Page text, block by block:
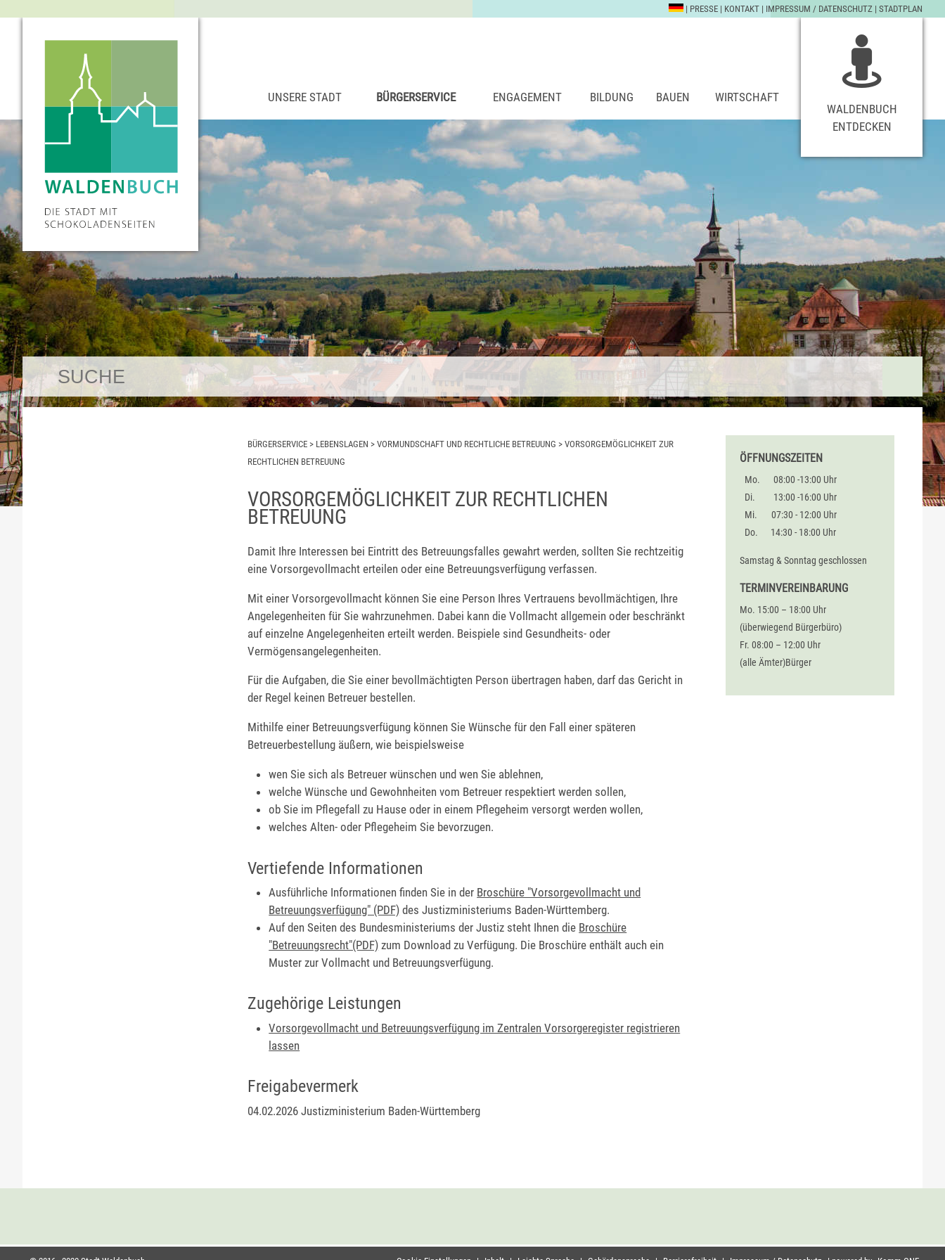
| PRESSE | KONTAKT | IMPRESSUM / DATENSCHUTZ | STADTPLAN
UNSERE STADT BÜRGERSERVICE ENGAGEMENT BILDUNG BAUEN
WIRTSCHAFT
WALDENBUCH
ENTDECKEN
BÜRGERSERVICE > LEBENSLAGEN > VORMUNDSCHAFT UND RECHTLICHE BETREUUNG > VORSORGEMÖGLICHKEIT ZUR
RECHTLICHEN BETREUUNG
VORSORGEMÖGLICHKEIT ZUR RECHTLICHEN
BETREUUNG
Damit Ihre Interessen bei Eintritt des Betreuungsfalles gewahrt werden, sollten Sie rechtzeitig
eine Vorsorgevollmacht erteilen oder eine Betreuungsverfügung verfassen.
Mit einer Vorsorgevollmacht können Sie eine Person Ihres Vertrauens bevollmächtigen, Ihre
Angelegenheiten für Sie wahrzunehmen. Dabei kann die Vollmacht allgemein oder beschränkt
auf einzelne Angelegenheiten erteilt werden. Beispiele sind Gesundheits- oder
Vermögensangelegenheiten.
Für die Aufgaben, die Sie einer bevollmächtigten Person übertragen haben, darf das Gericht in
der Regel keinen Betreuer bestellen.
Mithilfe einer Betreuungsverfügung können Sie Wünsche für den Fall einer späteren
Betreuerbestellung äußern, wie beispielsweise
wen Sie sich als Betreuer wünschen und wen Sie ablehnen,
welche Wünsche und Gewohnheiten vom Betreuer respektiert werden sollen,
ob Sie im Pflegefall zu Hause oder in einem Pflegeheim versorgt werden wollen,
welches Alten- oder Pflegeheim Sie bevorzugen.
Vertiefende Informationen
Ausführliche Informationen finden Sie in der Broschüre "Vorsorgevollmacht und
Betreuungsverfügung" (PDF) des Justizministeriums Baden-Württemberg.
Auf den Seiten des Bundesministeriums der Justiz steht Ihnen die Broschüre
"Betreuungsrecht"(PDF) zum Download zu Verfügung. Die Broschüre enthält auch ein
Muster zur Vollmacht und Betreuungsverfügung.
Zugehörige Leistungen
Vorsorgevollmacht und Betreuungsverfügung im Zentralen Vorsorgeregister registrieren
lassen
Freigabevermerk
04.02.2026 Justizministerium Baden-Württemberg
ÖFFNUNGSZEITEN
Mo.
08:00 -13:00 Uhr
Di.
13:00 -16:00 Uhr
Mi.
07:30 - 12:00 Uhr
Do.
14:30 - 18:00 Uhr
Samstag & Sonntag geschlossen
TERMINVEREINBARUNG
Mo. 15:00 – 18:00 Uhr
(überwiegend Bürgerbüro)
Fr. 08:00 – 12:00 Uhr
(alle Ämter)Bürger